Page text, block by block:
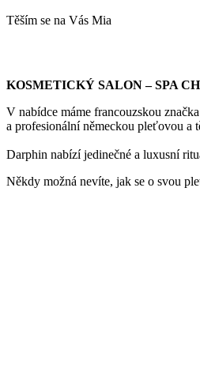
Těším se na Vás Mia
KOSMETICKÝ SALON – SPA
V nabídce máme francouzskou
a profesionální německou pleťovou a
Darphin nabízí jedinečné a luxusní
Někdy možná nevíte, jak se o svou